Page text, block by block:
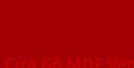
Cửa Gỗ MDF